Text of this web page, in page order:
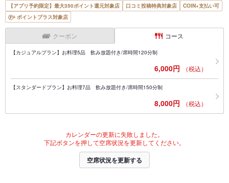
【アプリ予約限定】最大350ポイント還元対象店 口コミ投稿特典対象店
COIN+支払い可
ポイントプラス対象店
クーポン コース
【カジュアルプラン】お料理5品 飲み放題付き/席時間120分制
6,000円 （税込）
【スタンダードプラン】お料理7品 飲み放題付き/席時間150分制
8,000円 （税込）
カレンダーの更新に失敗しました。
下記ボタンを押して空席状況を更新してください。
空席状況を更新する